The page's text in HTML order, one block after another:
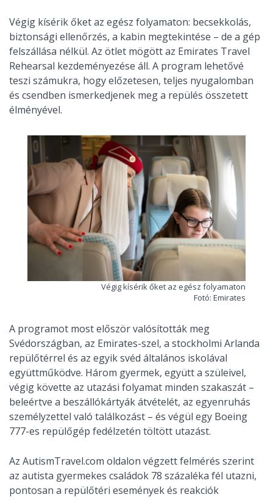
Végig kísérik őket az egész folyamaton: becsekkolás,
biztonsági ellenőrzés, a kabin megtekintése – de a gép
felszállása nélkül. Az ötlet mögött az Emirates Travel
Rehearsal kezdeményezése áll. A program lehetővé
teszi számukra, hogy előzetesen, teljes nyugalomban
és csendben ismerkedjenek meg a repülés összetett
élményével.
Végig kísérik őket az egész folyamaton
Fotó: Emirates
A programot most először valósították meg
Svédországban, az Emirates-szel, a stockholmi Arlanda
repülőtérrel és az egyik svéd általános iskolával
együttműködve. Három gyermek, együtt a szüleivel,
végig követte az utazási folyamat minden szakaszát –
beleértve a beszállókártyák átvételét, az egyenruhás
személyzettel való találkozást – és végül egy Boeing
777-es repülőgép fedélzetén töltött utazást.
Az AutismTravel.com oldalon végzett felmérés szerint
az autista gyermekes családok 78 százaléka fél utazni,
pontosan a repülőtéri események és reakciók